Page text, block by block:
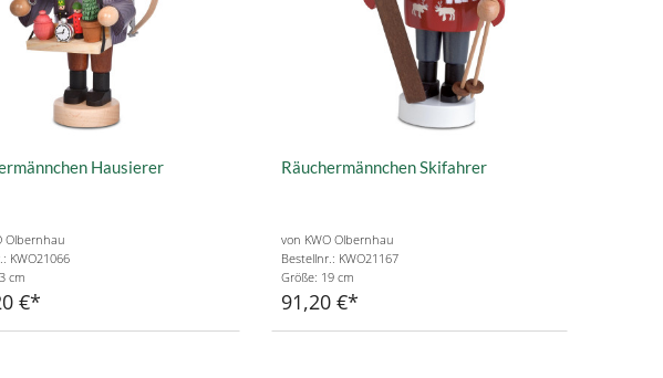
Hausierer
Olbernhau
KWO21066
cm
€
Räuchermännchen Skifahrer
von KWO Olbernhau
Bestellnr.: KWO21167
Größe: 19 cm
91,20 €